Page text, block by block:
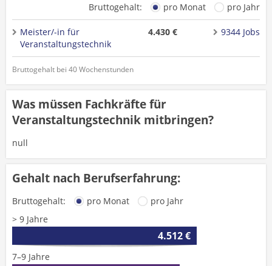
Bruttogehalt: pro Monat pro Jahr
Meister/-in für
Veranstaltungstechnik
4.430 € 9344 Jobs
Bruttogehalt bei 40 Wochenstunden
Was müssen Fachkräfte für
Veranstaltungstechnik mitbringen?
null
Gehalt nach Berufserfahrung:
Bruttogehalt: pro Monat
pro Jahr
> 9 Jahre
4.512 €
7–9 Jahre